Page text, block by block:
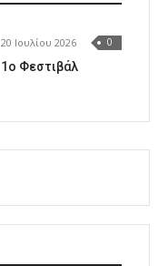
20 Ιουλίου 2026 0
1o Φεστιβάλ